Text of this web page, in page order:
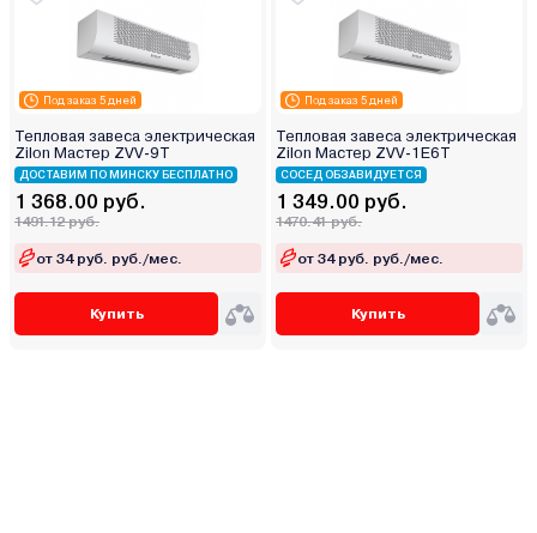
Под заказ 5 дней
Тепловая завеса электрическая
Zilon Мастер ZVV-9T
ДОСТАВИМ ПО МИНСКУ БЕСПЛАТНО
1 368.00 руб.
1491.12 руб.
от 34 руб. руб./мес.
Купить
Под заказ 5 дней
Тепловая завеса электрическая
Zilon Мастер ZVV-1E6T
СОСЕД ОБЗАВИДУЕТСЯ
1 349.00 руб.
1470.41 руб.
от 34 руб. руб./мес.
Купить